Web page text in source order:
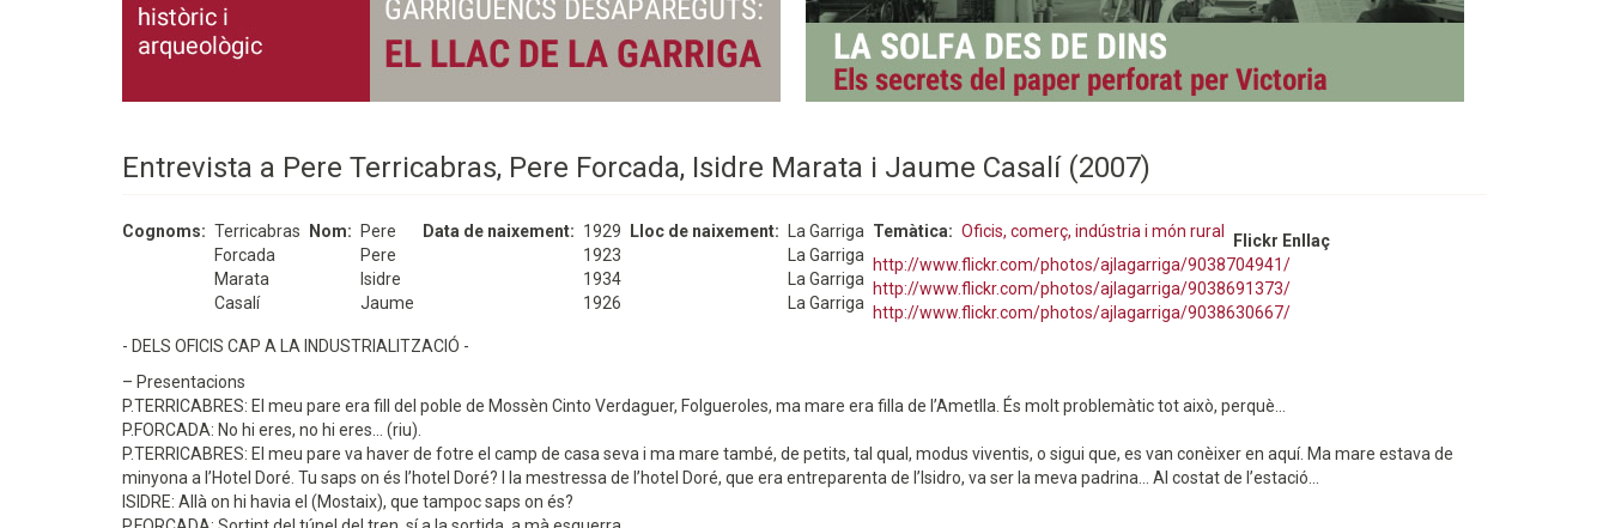
Entrevista a Pere Terricabras, Pere Forcada, Isidre Marata i Jaume Casalí (2007)
Cognoms
Terricabras
Forcada
Marata
Casalí
Nom
Pere
Pere
Isidre
Jaume
Data de naixement
1929
1923
1934
1926
Lloc de naixement
La Garriga
La Garriga
La Garriga
La Garriga
Temàtica Oficis, comerç, indústria i món rural
Flickr Enllaç
http://www.flickr.com/photos/ajlagarriga/9038704941/
http://www.flickr.com/photos/ajlagarriga/9038691373/
http://www.flickr.com/photos/ajlagarriga/9038630667/
- DELS OFICIS CAP A LA INDUSTRIALITZACIÓ -
– Presentacions
P.TERRICABRES: El meu pare era fill del poble de Mossèn Cinto Verdaguer, Folgueroles, ma mare era filla de l’Ametlla. És molt problemàtic tot això, perquè...
P.FORCADA: No hi eres, no hi eres... (riu).
P.TERRICABRES: El meu pare va haver de fotre el camp de casa seva i ma mare també, de petits, tal qual, modus viventis, o sigui que, es van conèixer en aquí. Ma mare estava de
minyona a l’Hotel Doré. Tu saps on és l’hotel Doré? I la mestressa de l’hotel Doré, que era entreparenta de l’Isidro, va ser la meva padrina... Al costat de l’estació...
ISIDRE: Allà on hi havia el (Mostaix), que tampoc saps on és?